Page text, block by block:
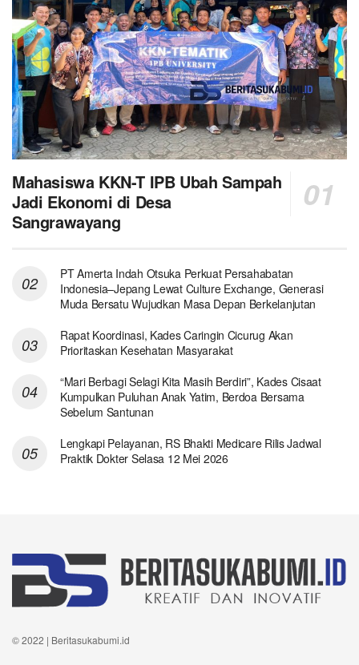
Mahasiswa KKN-T IPB Ubah Sampah
Jadi Ekonomi di Desa
Sangrawayang
PT Amerta Indah Otsuka Perkuat Persahabatan
Indonesia–Jepang Lewat Culture Exchange, Generasi
Muda Bersatu Wujudkan Masa Depan Berkelanjutan
Rapat Koordinasi, Kades Caringin Cicurug Akan
Prioritaskan Kesehatan Masyarakat
“Mari Berbagi Selagi Kita Masih Berdiri”, Kades Cisaat
Kumpulkan Puluhan Anak Yatim, Berdoa Bersama
Sebelum Santunan
Lengkapi Pelayanan, RS Bhakti Medicare Rilis Jadwal
Praktik Dokter Selasa 12 Mei 2026
© 2022 | Beritasukabumi.id